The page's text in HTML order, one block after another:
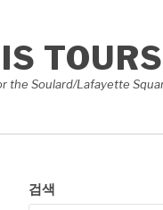
the Soulard/Lafayette
검색